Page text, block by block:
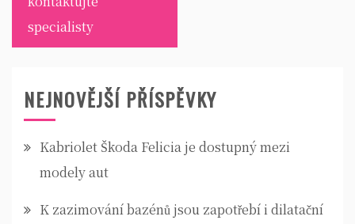
specialisty
NEJNOVĚJŠÍ PŘÍSPĚVKY
Kabriolet Škoda Felicia je dostupný mezi
modely aut
K zazimování bazénů jsou zapotřebí i dilatační